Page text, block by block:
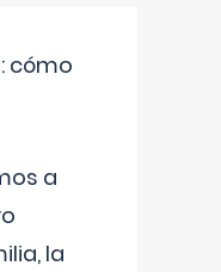
cómo
a
la